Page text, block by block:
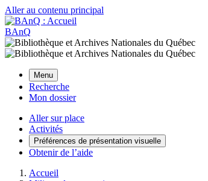
Aller au contenu principal
BAnQ
Menu
Recherche
Mon dossier
Aller sur place
Activités
Préférences de présentation visuelle
Obtenir de l’aide
Accueil